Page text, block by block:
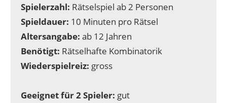
Spielerzahl: Rätselspiel ab 2 Personen
Spieldauer: 10 Minuten pro Rätsel
Altersangabe: ab 12 Jahren
Benötigt: Rätselhafte Kombinatorik
Wiederspielreiz: gross
Geeignet für 2 Spieler: gut